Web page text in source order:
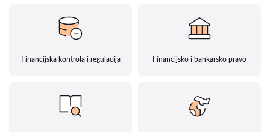
Financijska kontrola i regulacija Financijsko i bankarsko pravo